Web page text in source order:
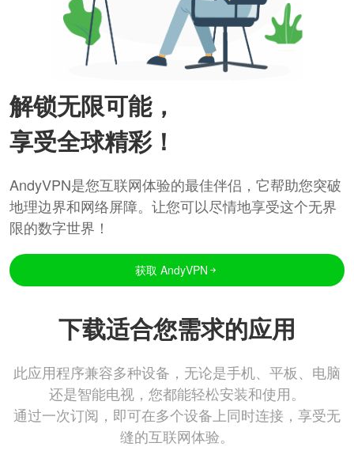
解锁无限可能，
享受全球精彩！
AndyVPN是您互联网体验的最佳伴侣，它帮助您突破
地理边界和网络屏障。让您可以尽情地享受这个无界
限的数字世界！
获取 AndyVPN
下载适合您需求的应用
此应用程序兼容多种设备，无论是手机、平板、电脑
还是智能电视，您都能轻松安装和使用。
通过一次订阅，即可在多个设备上同时连接，享受无
缝的互联网体验。